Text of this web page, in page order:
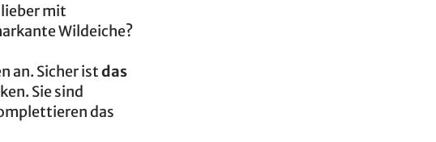
mit
Wildeiche?
an. Sicher istdas
Sie sind
das